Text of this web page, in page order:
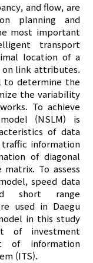
and flow, are
planning and
most important
transport
location of a
link attributes.
to determine the
the variability
To achieve
(NSLM) is
of data
information
of diagonal
To assess
speed data
short range
used in Daegu
in this study
of investment
of information
(ITS).